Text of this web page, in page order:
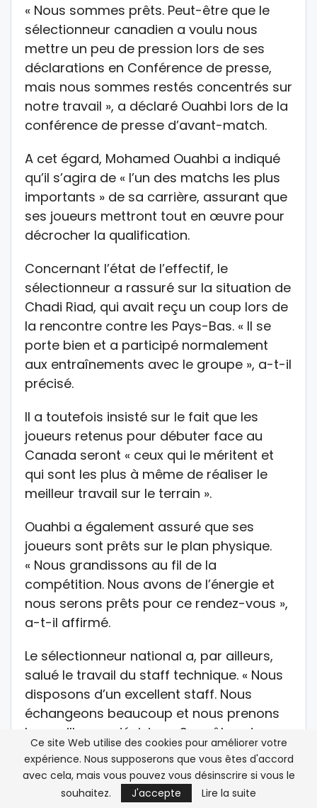
« Nous sommes prêts. Peut-être que le
sélectionneur canadien a voulu nous
mettre un peu de pression lors de ses
déclarations en Conférence de presse,
mais nous sommes restés concentrés sur
notre travail », a déclaré Ouahbi lors de la
conférence de presse d’avant-match.
A cet égard, Mohamed Ouahbi a indiqué
qu’il s’agira de « l’un des matchs les plus
importants » de sa carrière, assurant que
ses joueurs mettront tout en œuvre pour
décrocher la qualification.
Concernant l’état de l’effectif, le
sélectionneur a rassuré sur la situation de
Chadi Riad, qui avait reçu un coup lors de
la rencontre contre les Pays-Bas. « Il se
porte bien et a participé normalement
aux entraînements avec le groupe », a-t-il
précisé.
Il a toutefois insisté sur le fait que les
joueurs retenus pour débuter face au
Canada seront « ceux qui le méritent et
qui sont les plus à même de réaliser le
meilleur travail sur le terrain ».
Ouahbi a également assuré que ses
joueurs sont prêts sur le plan physique.
« Nous grandissons au fil de la
compétition. Nous avons de l’énergie et
nous serons prêts pour ce rendez-vous »,
a-t-il affirmé.
Le sélectionneur national a, par ailleurs,
salué le travail du staff technique. « Nous
disposons d’un excellent staff. Nous
échangeons beaucoup et nous prenons
les meilleures décisions. Son rôle est
déterminant dans les performances de
l’équipe nationale », a-t-il relevé.
Insistant sur la nécessité de rester
Ce site Web utilise des cookies pour améliorer votre
expérience. Nous supposerons que vous êtes d'accord
avec cela, mais vous pouvez vous désinscrire si vous le
souhaitez.
J'accepte Lire la suite